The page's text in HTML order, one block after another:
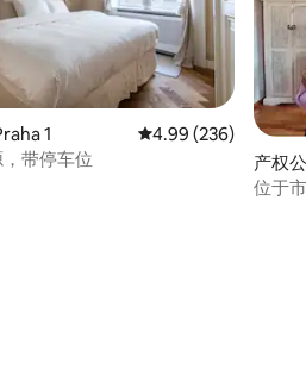
，共 171 条评价
1 平均评分 4.99 分（
4.99 (236)
带停车位
产权
位于